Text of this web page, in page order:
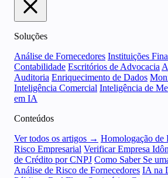
Soluções
Análise de Fornecedores Instituições
Contabilidade Escritórios de Advocacia
Auditoria Enriquecimento de Dados
Inteligência Comercial Inteligência de
em IA
Conteúdos
Ver todos os artigos → Homologação de
Risco Empresarial Verificar Empresa
de Crédito por CNPJ Como Saber Se
Análise de Risco de Fornecedores IA na